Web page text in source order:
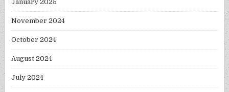
January 2025
November 2024
October 2024
August 2024
July 2024